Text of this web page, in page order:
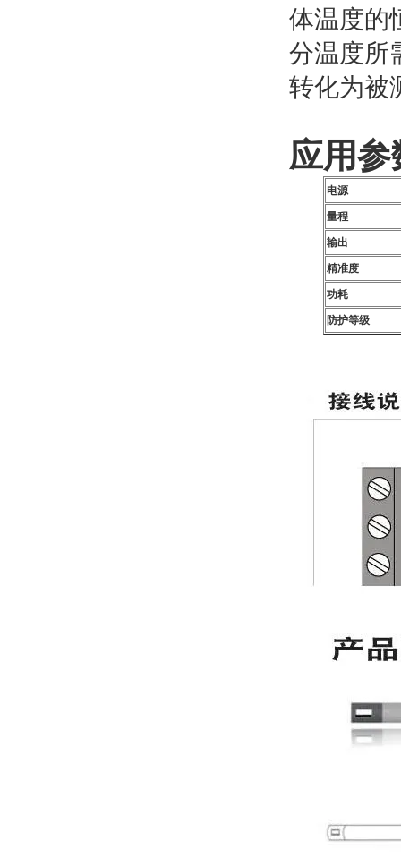
体温度的
分温度所
转化为被
应用
电源
量程
输出
精准度
功耗
防护等级